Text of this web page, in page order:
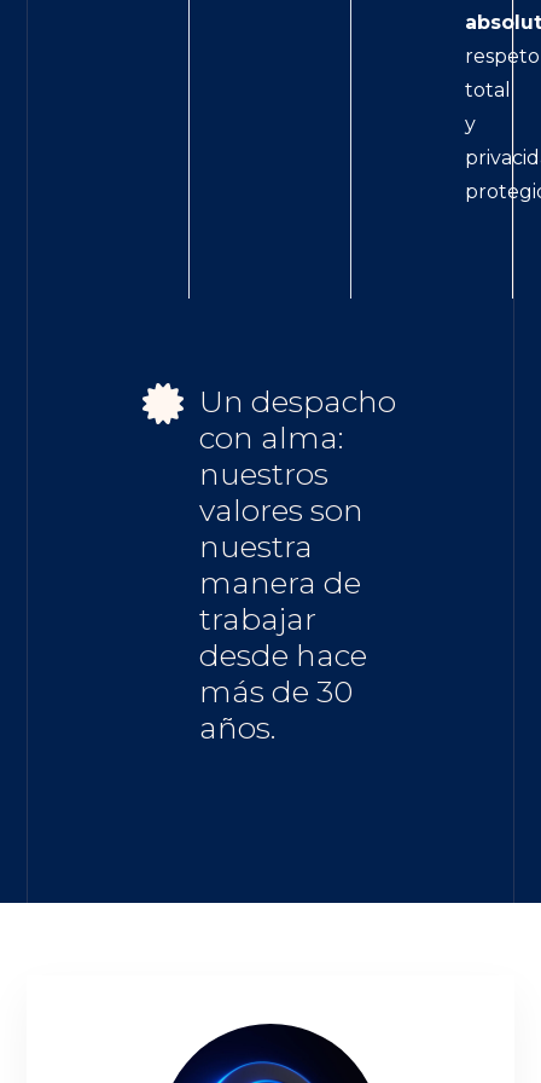
respeto
total
y
Un despacho
con alma:
nuestros
valores son
nuestra
manera de
trabajar
desde hace
más de 30
años.